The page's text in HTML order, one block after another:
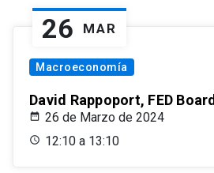
26 MAR
Macroeconomía
David Rappoport, FED Board
26 de Marzo de 2024
12:10 a 13:10